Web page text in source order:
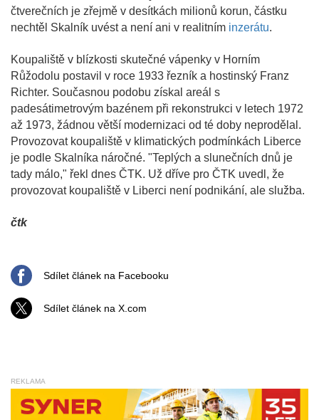
čtverečních je zřejmě v desítkách milionů korun, částku
nechtěl Skalník uvést a není ani v realitním inzerátu.
Koupaliště v blízkosti skutečné vápenky v Horním
Růžodolu postavil v roce 1933 řezník a hostinský Franz
Richter. Současnou podobu získal areál s
padesátimetrovým bazénem při rekonstrukci v letech 1972
až 1973, žádnou větší modernizaci od té doby neprodělal.
Provozovat koupaliště v klimatických podmínkách Liberce
je podle Skalníka náročné. "Teplých a slunečních dnů je
tady málo," řekl dnes ČTK. Už dříve pro ČTK uvedl, že
provozovat koupaliště v Liberci není podnikání, ale služba.
čtk
Sdílet článek na Facebooku
Sdílet článek na X.com
REKLAMA